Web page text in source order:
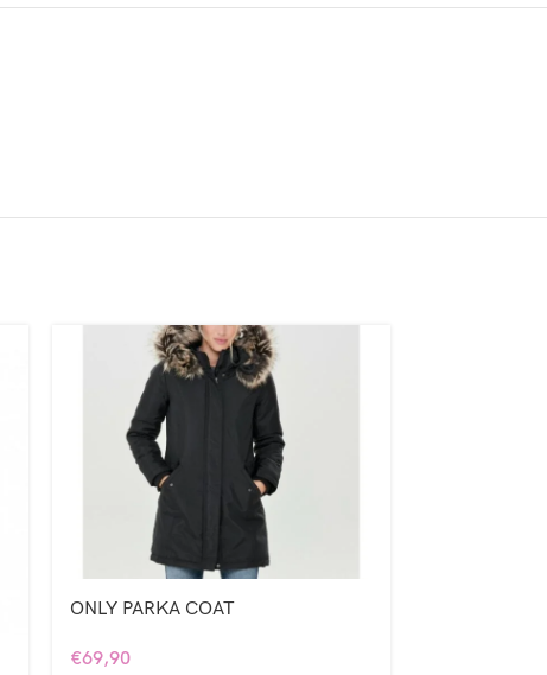
ONLY PARKA COAT
€69,90